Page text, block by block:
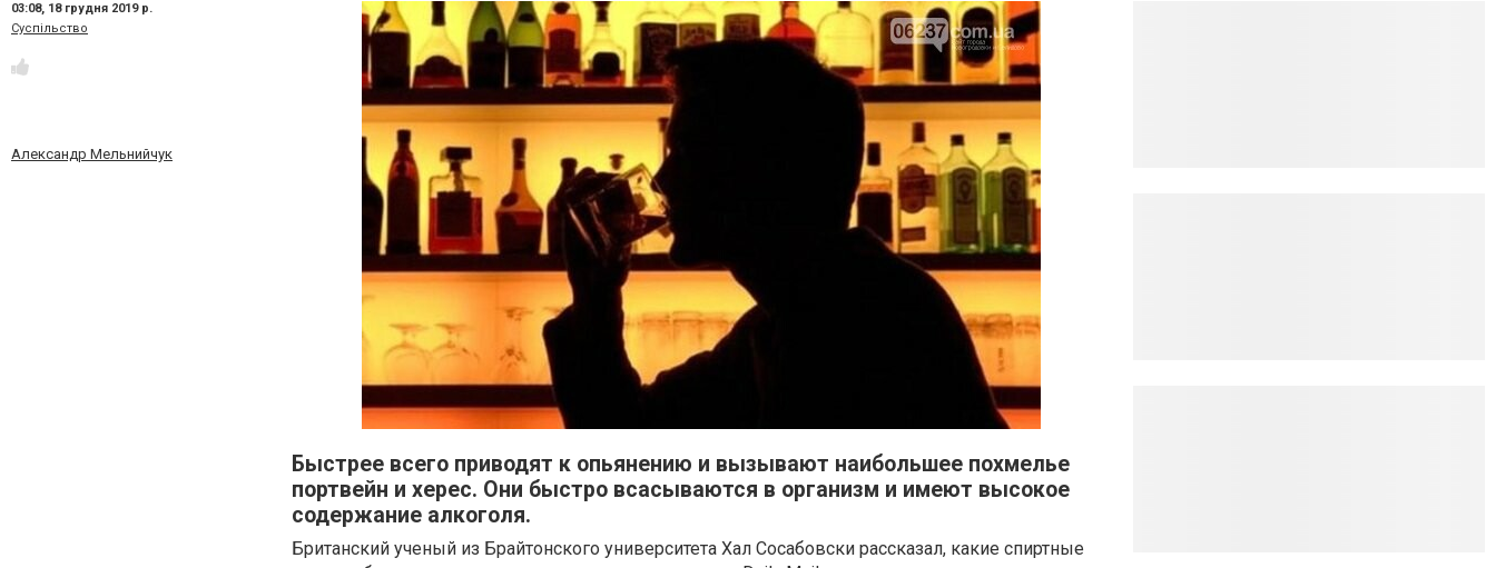
03:08, 18 грудня 2019 р.
Суспільство
Александр Мельнийчук
Быстрее всего приводят к опьянению и вызывают наибольшее похмелье
портвейн и херес. Они быстро всасываются в организм и имеют высокое
содержание алкоголя.
Британский ученый из Брайтонского университета Хал Сосабовски рассказал, какие спиртные